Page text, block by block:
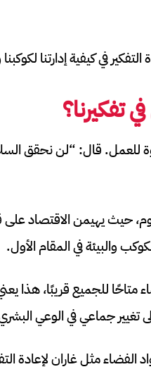
في كيفية إدارتنا
تفكيرنا؟
للعمل. قال: “لن نحقق
يهيمن الاقتصاد على
والبيئة في المقام الأول.
متاحًا للجميع قريبًا، هذا
تغيير جماعي في الوعي
مثل غاران لإعادة